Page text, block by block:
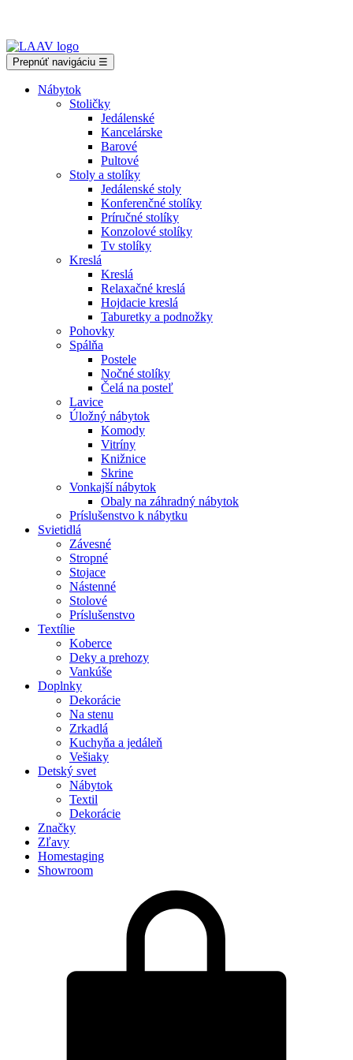
Prepnúť navigáciu ☰
Nábytok
Stoličky
Jedálenské
Kancelárske
Barové
Pultové
Stoly a stolíky
Jedálenské stoly
Konferenčné stolíky
Príručné stolíky
Konzolové stolíky
Tv stolíky
Kreslá
Kreslá
Relaxačné kreslá
Hojdacie kreslá
Taburetky a podnožky
Pohovky
Spálňa
Postele
Nočné stolíky
Čelá na posteľ
Lavice
Úložný nábytok
Komody
Vitríny
Knižnice
Skrine
Vonkajší nábytok
Obaly na záhradný nábytok
Príslušenstvo k nábytku
Svietidlá
Závesné
Stropné
Stojace
Nástenné
Stolové
Príslušenstvo
Textílie
Koberce
Deky a prehozy
Vankúše
Doplnky
Dekorácie
Na stenu
Zrkadlá
Kuchyňa a jedáleň
Vešiaky
Detský svet
Nábytok
Textil
Dekorácie
Značky
Zľavy
Homestaging
Showroom